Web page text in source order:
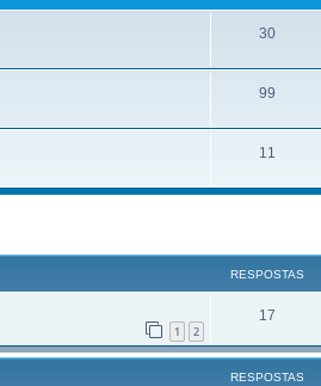
30
99
11
RESPOSTAS
1 2
17
RESPOSTAS